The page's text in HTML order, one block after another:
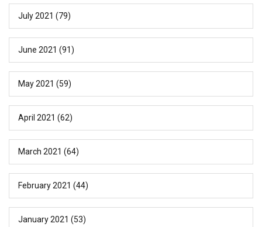
July 2021 (79)
June 2021 (91)
May 2021 (59)
April 2021 (62)
March 2021 (64)
February 2021 (44)
January 2021 (53)